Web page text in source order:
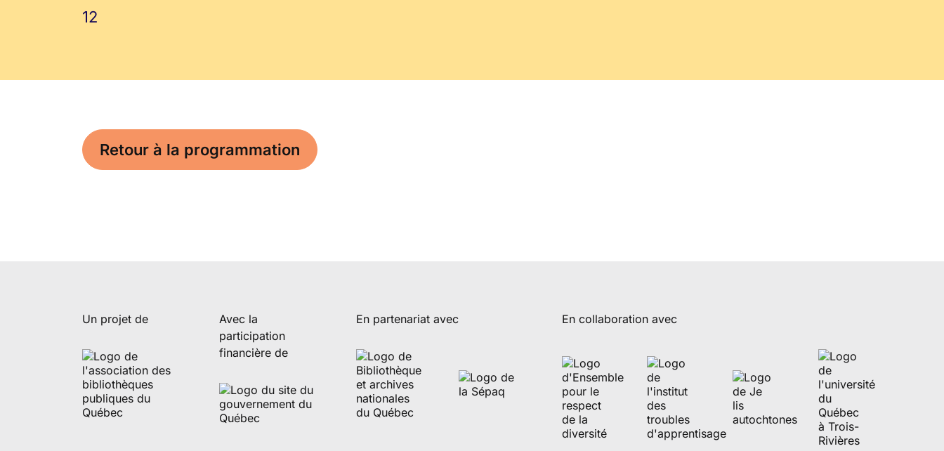
12
Retour à la programmation
Un projet de
Avec la
participation
financière de
En partenariat avec En collaboration avec